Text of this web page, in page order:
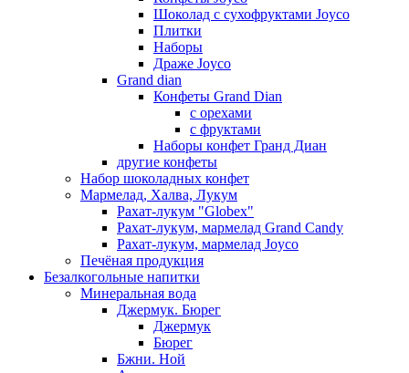
Шоколад с сухофруктами Joyco
Плитки
Наборы
Драже Joyco
Grand dian
Конфеты Grand Dian
с орехами
с фруктами
Наборы конфет Гранд Диан
другие конфеты
Набор шоколадных конфет
Мармелад, Халва, Лукум
Рахат-лукум "Globex"
Рахат-лукум, мармелад Grand Candy
Рахат-лукум, мармелад Joyco
Печёная продукция
Безалкогольные напитки
Минеральная вода
Джермук. Бюрег
Джермук
Бюрег
Бжни. Ной